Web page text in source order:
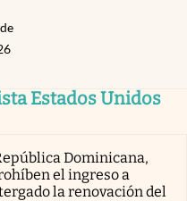
Estados Unidos
Dominicana,
el ingreso a
la renovación del